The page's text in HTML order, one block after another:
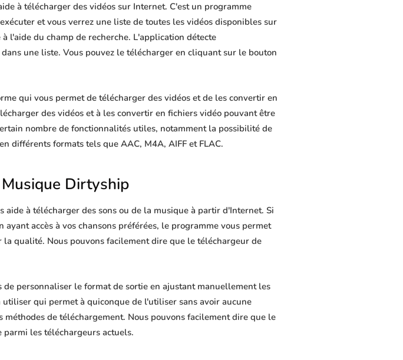
à télécharger des vidéos sur Internet. C'est un programme
et vous verrez une liste de toutes les vidéos disponibles sur
l'aide du champ de recherche. L'application détecte
une liste. Vous pouvez le télécharger en cliquant sur le bouton
qui vous permet de télécharger des vidéos et de les convertir en
des vidéos et à les convertir en fichiers vidéo pouvant être
nombre de fonctionnalités utiles, notamment la possibilité de
différents formats tels que AAC, M4A, AIFF et FLAC.
Dirtyship
à télécharger des sons ou de la musique à partir d'Internet. Si
accès à vos chansons préférées, le programme vous permet
qualité. Nous pouvons facilement dire que le téléchargeur de
personnaliser le format de sortie en ajustant manuellement les
qui permet à quiconque de l'utiliser sans avoir aucune
de téléchargement. Nous pouvons facilement dire que le
les téléchargeurs actuels.